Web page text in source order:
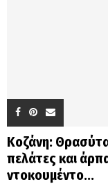
Κοζάνη:
πελάτες και
ντοκουμέντο...